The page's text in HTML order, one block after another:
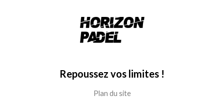
Repoussez vos limites !
Plan du site